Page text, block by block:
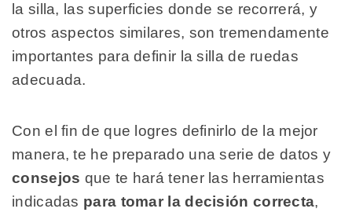
la silla, las superficies donde se recorrerá, y
otros aspectos similares, son tremendamente
importantes para definir la silla de ruedas
adecuada.
Con el fin de que logres definirlo de la mejor
manera, te he preparado una serie de datos y
consejos que te hará tener las herramientas
indicadas para tomar la decisión correcta,